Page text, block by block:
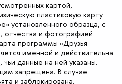
картой,
пластиковую карту
установленного образца, с
отчества и фотографией
программы «Друзья
именной и действительна
чьи данные на ней указаны.
запрещена. В случае
и заблокирована.